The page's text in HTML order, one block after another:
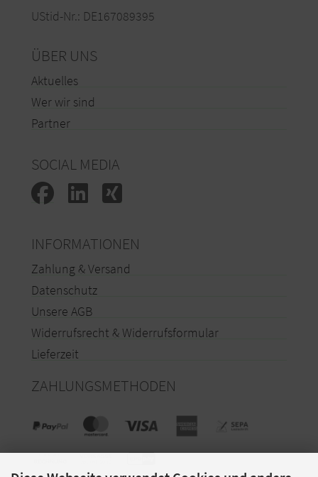
UStid-Nr.: DE167089395
ÜBER UNS
Aktuelles
Wer wir sind
Partner
SOCIAL MEDIA
INFORMATIONEN
Zahlung & Versand
Datenschutz
Unsere AGB
Widerrufsrecht & Widerrufsformular
Lieferzeit
ZAHLUNGSMETHODEN